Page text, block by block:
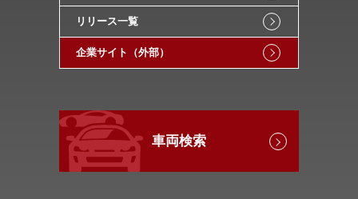
リリース一覧
企業サイト（外部）
車両検索